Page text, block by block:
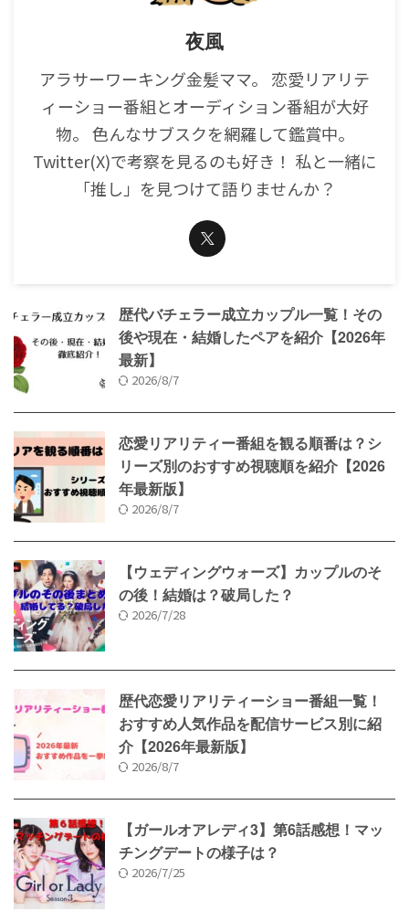
夜風
アラサーワーキング金髪ママ。 恋愛リアリテ
ィーショー番組とオーディション番組が大好
物。 色んなサブスクを網羅して鑑賞中。
Twitter(X)で考察を見るのも好き！ 私と一緒に
「推し」を見つけて語りませんか？
歴代バチェラー成立カップル一覧！その
後や現在・結婚したペアを紹介【2026年
最新】
2026/8/7
恋愛リアリティー番組を観る順番は？シ
リーズ別のおすすめ視聴順を紹介【2026
年最新版】
2026/8/7
【ウェディングウォーズ】カップルのそ
の後！結婚は？破局した？
2026/7/28
歴代恋愛リアリティーショー番組一覧！
おすすめ人気作品を配信サービス別に紹
介【2026年最新版】
2026/8/7
【ガールオアレディ3】第6話感想！マッ
チングデートの様子は？
2026/7/25